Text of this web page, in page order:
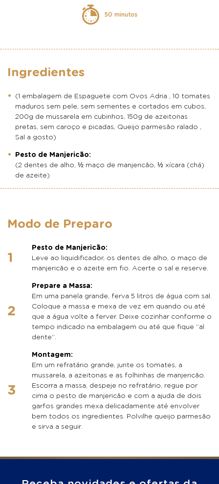
50 minutos
Ingredientes
(1 embalagem de Espaguete com Ovos Adria , 10 tomates
maduros sem pele, sem sementes e cortados em cubos,
200g de mussarela em cubinhos, 150g de azeitonas
pretas, sem caroço e picadas, Queijo parmesão ralado ,
Sal a gosto)
Pesto de Manjericão:
(2 dentes de alho, ½ maço de manjericão, ½ xícara (chá)
de azeite)
Modo de Preparo
Pesto de Manjericão:
Leve ao liquidificador, os dentes de alho, o maço de
manjericão e o azeite em fio. Acerte o sal e reserve.
Prepare a Massa:
Em uma panela grande, ferva 5 litros de água com sal.
Coloque a massa e mexa de vez em quando ou até
que a água volte a ferver. Deixe cozinhar conforme o
tempo indicado na embalagem ou até que fique “al
dente”.
Montagem:
Em um refratário grande, junte os tomates, a
mussarela, a azeitonas e as folhinhas de manjericão.
Escorra a massa, despeje no refratário, regue por
cima o pesto de manjericão e com a ajuda de dois
garfos grandes mexa delicadamente até envolver
bem todos os ingredientes. Polvilhe queijo parmesão
e sirva a seguir.